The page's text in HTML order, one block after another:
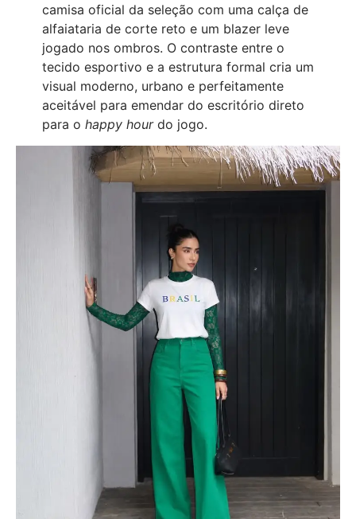
camisa oficial da seleção com uma calça de
alfaiataria de corte reto e um blazer leve
jogado nos ombros. O contraste entre o
tecido esportivo e a estrutura formal cria um
visual moderno, urbano e perfeitamente
aceitável para emendar do escritório direto
para o happy hourdo jogo.